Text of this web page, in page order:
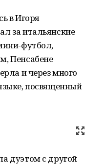
в Игоря
за итальянские
футбол,
Пенсабене
и через много
посвященный
дуэтом с другой